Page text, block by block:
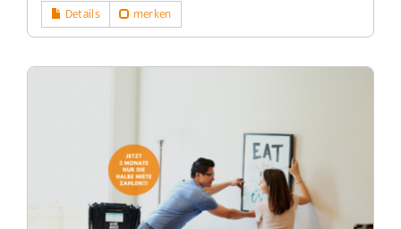
Details merken